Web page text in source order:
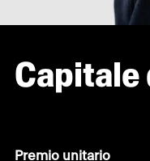
Capitale
Premio unitario